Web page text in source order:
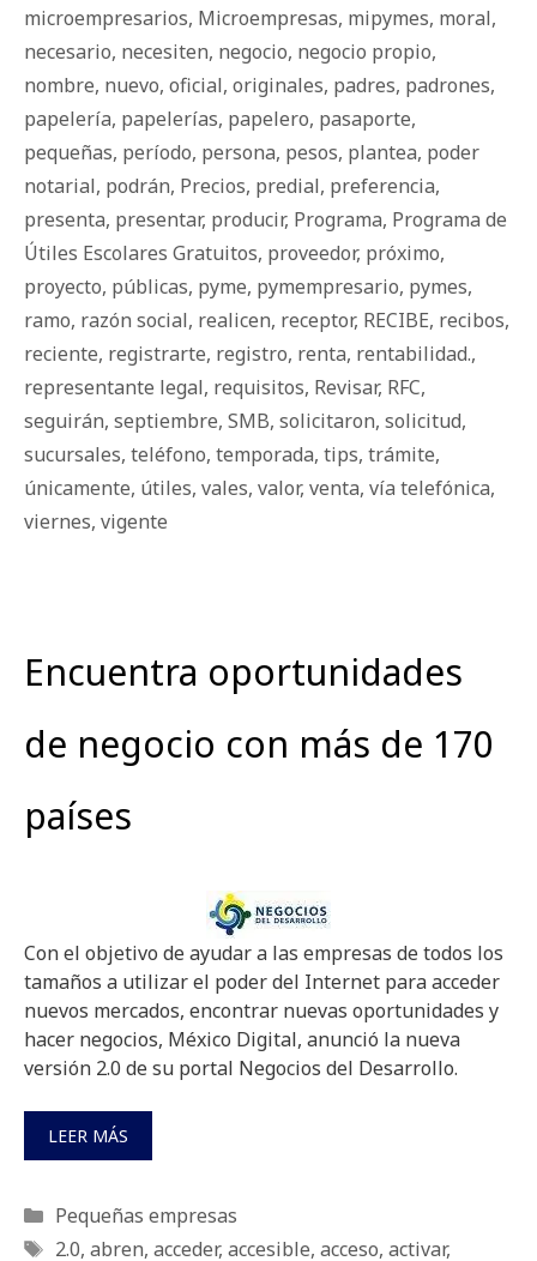
microempresarios, Microempresas, mipymes, moral,
necesario, necesiten, negocio, negocio propio,
nombre, nuevo, oficial, originales, padres, padrones,
papelería, papelerías, papelero, pasaporte,
pequeñas, período, persona, pesos, plantea, poder
notarial, podrán, Precios, predial, preferencia,
presenta, presentar, producir, Programa, Programa de
Útiles Escolares Gratuitos, proveedor, próximo,
proyecto, públicas, pyme, pymempresario, pymes,
ramo, razón social, realicen, receptor, RECIBE, recibos,
reciente, registrarte, registro, renta, rentabilidad.,
representante legal, requisitos, Revisar, RFC,
seguirán, septiembre, SMB, solicitaron, solicitud,
sucursales, teléfono, temporada, tips, trámite,
únicamente, útiles, vales, valor, venta, vía telefónica,
viernes, vigente
Encuentra oportunidades
de negocio con más de 170
países
Con el objetivo de ayudar a las empresas de todos los
tamaños a utilizar el poder del Internet para acceder
nuevos mercados, encontrar nuevas oportunidades y
hacer negocios, México Digital, anunció la nueva
versión 2.0 de su portal Negocios del Desarrollo.
LEER MÁS
Categorías
Pequeñas empresas
Etiquetas
2.0, abren, acceder, accesible, acceso, activar,